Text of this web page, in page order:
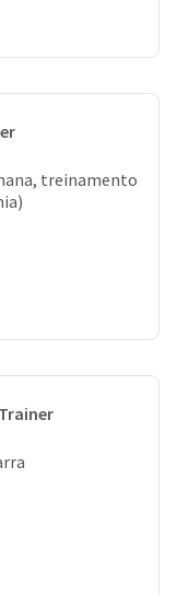
treinamento